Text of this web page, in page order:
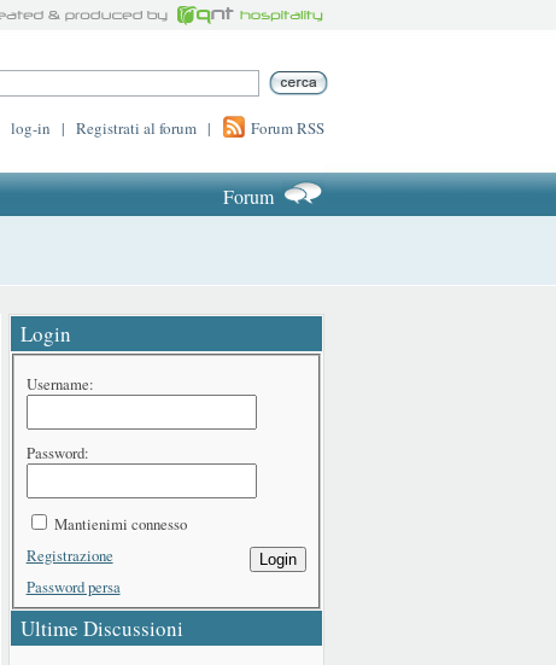
log-in | Registrati al forum | Forum RSS
Forum
Login
Username:
Password:
Mantienimi connesso
Login
Registrazione
Password persa
Ultime Discussioni